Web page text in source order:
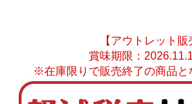
【アウトレット販
賞味期限：
※在庫限りで販売終了の商品と